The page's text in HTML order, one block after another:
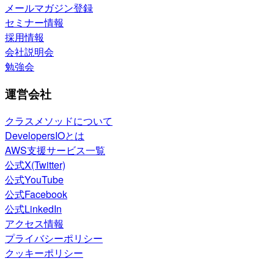
メールマガジン登録
セミナー情報
採用情報
会社説明会
勉強会
運営会社
クラスメソッドについて
DevelopersIOとは
AWS支援サービス一覧
公式X(Twitter)
公式YouTube
公式Facebook
公式LinkedIn
アクセス情報
プライバシーポリシー
クッキーポリシー